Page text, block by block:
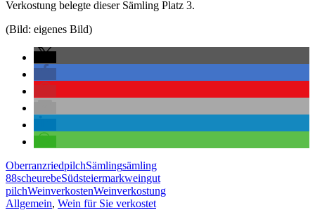
Verkostung belegte dieser Sämling Platz 3.
(Bild: eigenes Bild)
OberranzriedpilchSämlingsämling
88scheurebeSüdsteiermarkweingut
pilchWeinverkostenWeinverkostung
Allgemein, Wein für Sie verkostet